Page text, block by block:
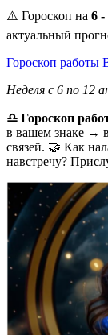
⚠️ Гороскоп на 6 -
актуальный
Гороскоп работы
Неделя с 6 по 12
♎ Гороскоп
в вашем знаке →
связей. 🤝 Как
навстречу?